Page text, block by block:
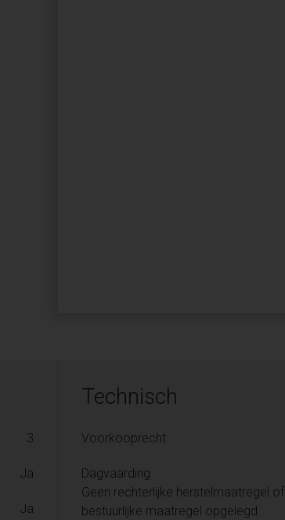
3
Ja
Ja
Technisch
Voorkooprecht
Dagvaarding
Geen rechterlijke herstelmaatregel of
bestuurlijke maatregel opgelegd